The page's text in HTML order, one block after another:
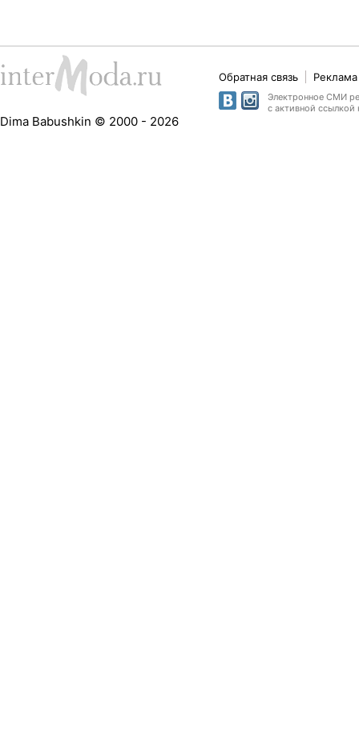
Dima Babushkin © 2000 - 2026
Обратная связь
Электронное СМИ
с активной ссылкой